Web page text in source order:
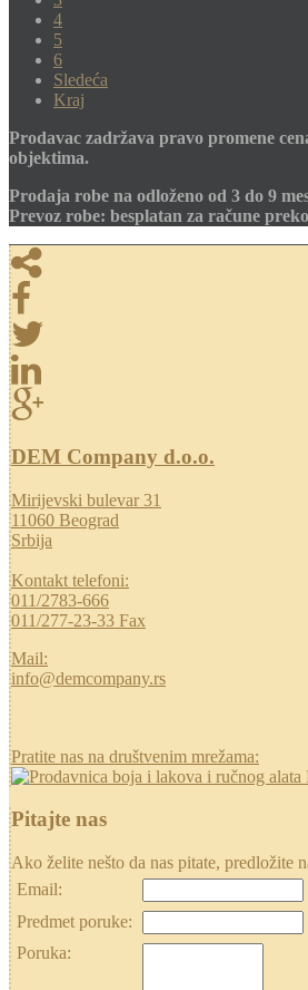
4
5
6
Sledeća
Kraj
Prodavac zadržava pravo promene
objektima.
Prodaja robe na odloženo od 3 do 9
Prevoz robe: besplatan za račune
DEM Company d.o.o.
Mirijevski bulevar 31
11060 Beograd
Srbija
Kontakt telefoni:
011/2783-666
011/277-23-33 Fax
Mail:
info@demcompany.rs
Pratite nas na društvenim mrežama:
Pitajte nas
Ako želite nešto da nas pitate, predložite
Email:
Predmet poruke:
Poruka: